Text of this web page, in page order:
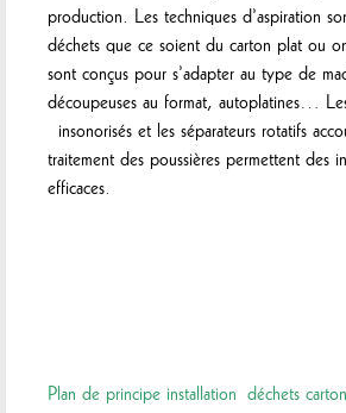
production. Les techniques d’aspiration
déchets que ce soient du carton plat ou
sont conçus pour s’adapter au type de
découpeuses au format, autoplatines…
insonorisés et les séparateurs rotatifs
traitement des poussières permettent des
efficaces.
Plan de principe installation déchets carton